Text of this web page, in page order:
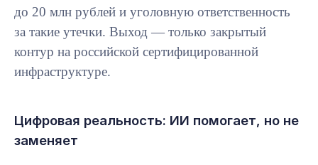
до 20 млн рублей и уголовную ответственность
за такие утечки. Выход — только закрытый
контур на российской сертифицированной
инфраструктуре.
Цифровая реальность: ИИ помогает, но не
заменяет